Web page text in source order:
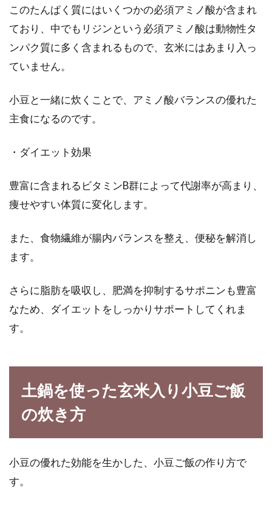
このたんぱく質にはいくつかの必須アミノ酸が含まれ
ており、中でもリジンという必須アミノ酸は動物性タ
ンパク質に多く含まれるもので、玄米にはあまり入っ
ていません。
小豆と一緒に炊くことで、アミノ酸バランスの優れた
主食になるのです。
・ダイエット効果
豊富に含まれるビタミンB群によって代謝率が高まり、
痩せやすい体質に変化します。
また、食物繊維が腸内バランスを整え、便秘を解消し
ます。
さらに脂肪を吸収し、肥満を抑制するサポニンも豊富
なため、ダイエットをしっかりサポートしてくれま
す。
土鍋を使った玄米入り小豆ご飯
の炊き方
小豆の優れた効能を生かした、小豆ご飯の作り方で
す。